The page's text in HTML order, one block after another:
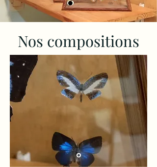
Nos compositions